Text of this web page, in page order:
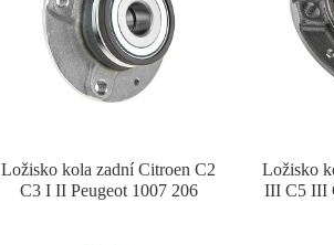
Ložisko kola zadní Citroen C2
C3 I II Peugeot 1007 206
Ložisko
III C5 III